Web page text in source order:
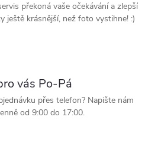
překoná vaše očekávání a zlepší
ještě krásnější, než foto vystihne! :)
vás Po-Pá
přes telefon? Napište nám
od 9:00 do 17:00.